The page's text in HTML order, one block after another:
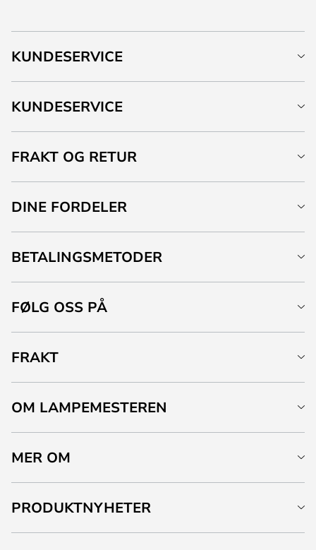
KUNDESERVICE
KUNDESERVICE
FRAKT OG RETUR
DINE FORDELER
BETALINGSMETODER
FØLG OSS PÅ
FRAKT
OM LAMPEMESTEREN
MER OM
PRODUKTNYHETER